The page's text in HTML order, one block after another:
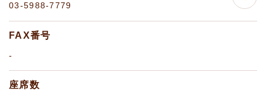
03-5988-7779
FAX番号
-
座席数